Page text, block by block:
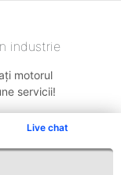
Live chat
industrie
motorul
servicii!